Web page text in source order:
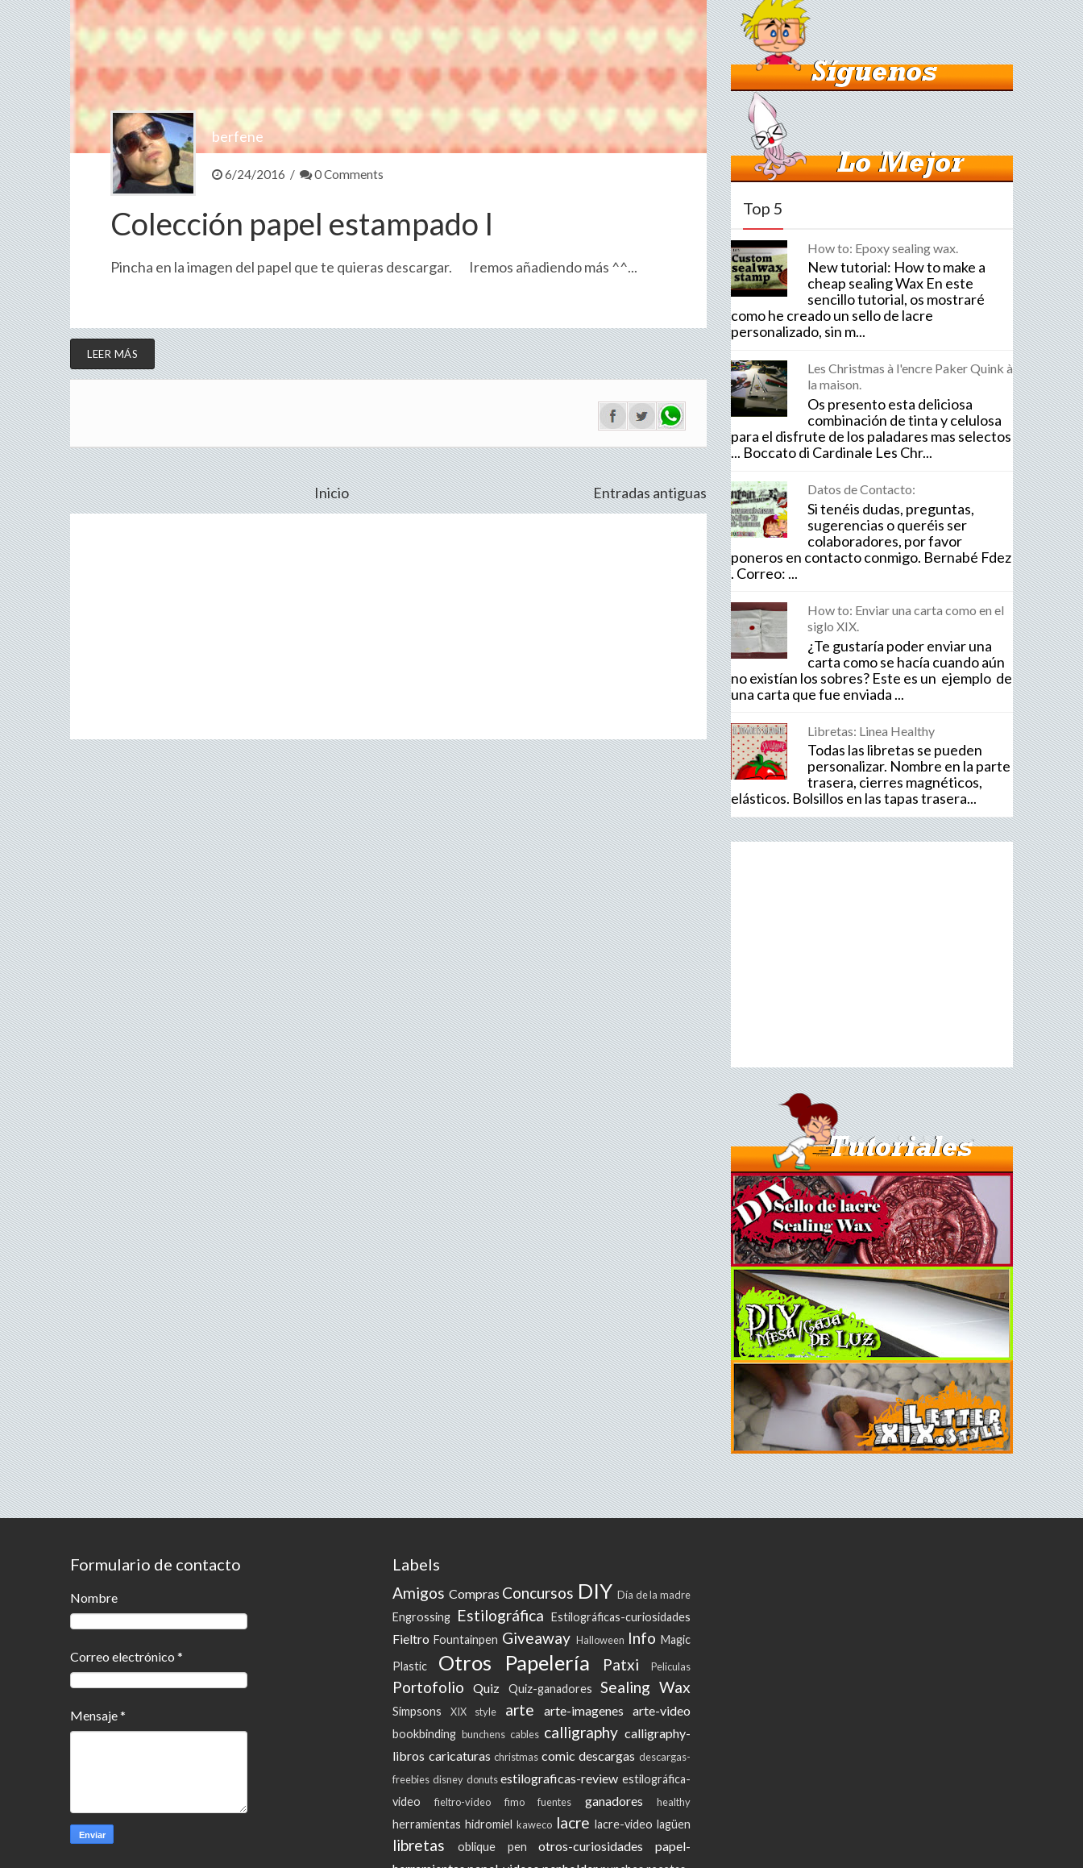
berfene
6/24/2016 / 0 Comments
Colección papel estampado I
Pincha en la imagen del papel que te quieras descargar. Iremos añadiendo más ^^...
LEER MÁS
Inicio Entradas antiguas
Top 5
How to: Epoxy sealing wax.
New tutorial: How to make a
cheap sealing Wax En este
sencillo tutorial, os mostraré
como he creado un sello de lacre
personalizado, sin m...
Les Christmas à l'encre Paker Quink à
la maison.
Os presento esta deliciosa
combinación de tinta y celulosa
para el disfrute de los paladares mas selectos
... Boccato di Cardinale Les Chr...
Datos de Contacto:
Si tenéis dudas, preguntas,
sugerencias o queréis ser
colaboradores, por favor
poneros en contacto conmigo. Bernabé Fdez
. Correo: ...
How to: Enviar una carta como en el
siglo XIX.
¿Te gustaría poder enviar una
carta como se hacía cuando aún
no existían los sobres? Este es un ejemplo de
una carta que fue enviada ...
Libretas: Linea Healthy
Todas las libretas se pueden
personalizar. Nombre en la parte
trasera, cierres magnéticos,
elásticos. Bolsillos en las tapas trasera...
Formulario de contacto
Nombre
Correo electrónico *
Mensaje*
Labels
Amigos Compras Concursos DIY Día de la madre
Engrossing Estilográfica Estilográficas-curiosidades
Fieltro Fountainpen Giveaway Halloween Info Magic
Plastic
Otros Papelería Patxi Peliculas
Portofolio Quiz Quiz-ganadores Sealing Wax
Simpsons XIX style arte arte-imagenes arte-video
bookbinding bunchens cables calligraphy calligraphy-
libros caricaturas christmas comic descargas descargas-
freebies disney donuts estilograficas-review estilográfica-
video
fieltro-video fimo fuentes ganadores healthy
herramientas hidromiel kaweco lacre lacre-video lagüen
libretas oblique pen otros-curiosidades
papel-